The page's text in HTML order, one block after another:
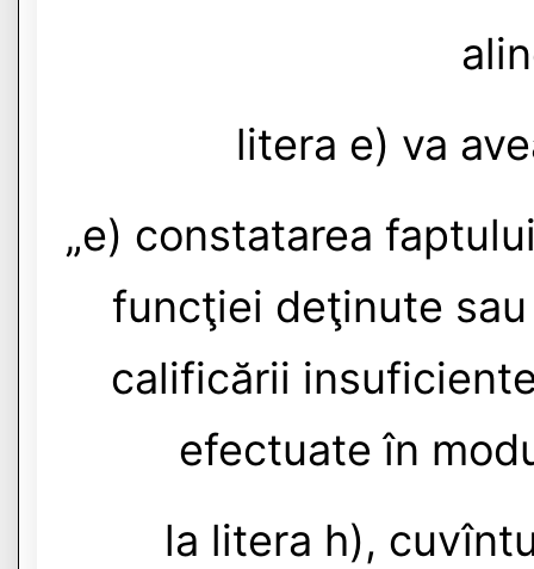
litera e) va
„e) constatarea
funcţiei deţinute
calificării
efectuate în
la litera h),